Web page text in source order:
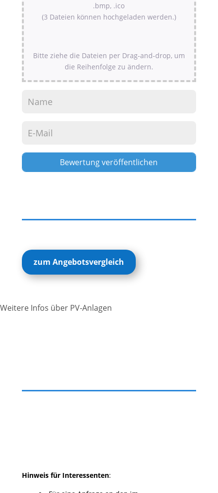
.bmp, .ico
(3 Dateien können hochgeladen werden.)
Bitte ziehe die Dateien per Drag-and-drop, um
die Reihenfolge zu ändern.
zum Angebotsvergleich
Weitere Infos über PV-Anlagen
Hinweis für Interessenten: